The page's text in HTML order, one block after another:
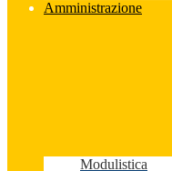
Amministrazione
Modulistica